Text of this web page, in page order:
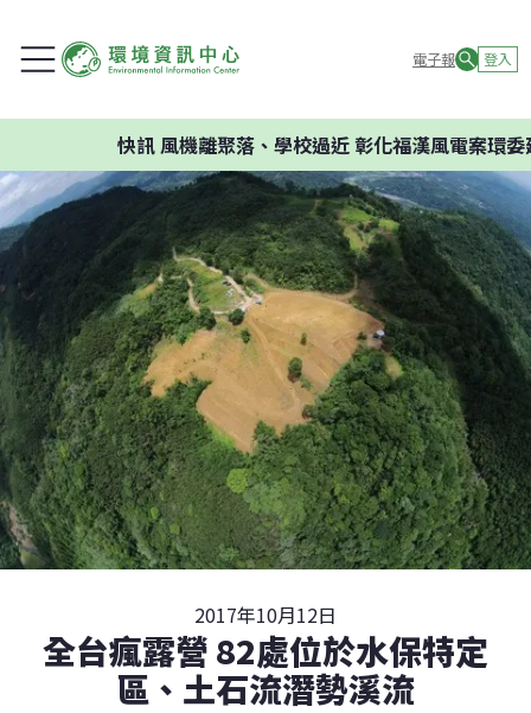
電子報 登入
風機離聚落、學校過近 彰化福漢風電案環委建議不
2017年10月12日
全台瘋露營 82處位於水保特定
區、土石流潛勢溪流